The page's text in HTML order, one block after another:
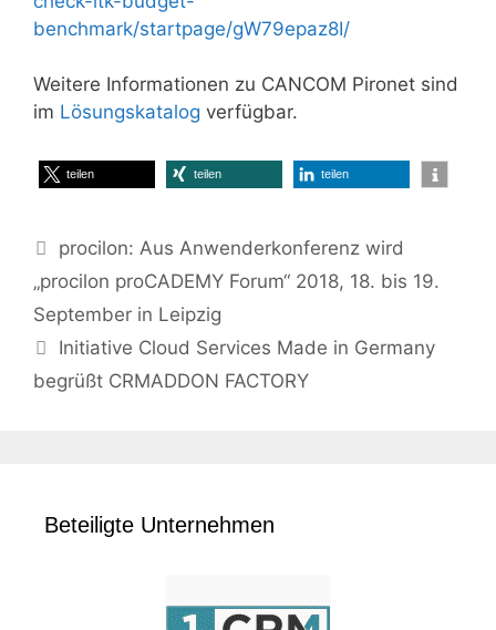
benchmark/startpage/gW79epaz8I/
Weitere Informationen zu CANCOM Pironet sind
im Lösungskatalog verfügbar.
teilen teilen teilen
procilon: Aus Anwenderkonferenz wird
„procilon proCADEMY Forum“ 2018, 18. bis 19.
September in Leipzig
Initiative Cloud Services Made in Germany
begrüßt CRMADDON FACTORY
Beteiligte Unternehmen